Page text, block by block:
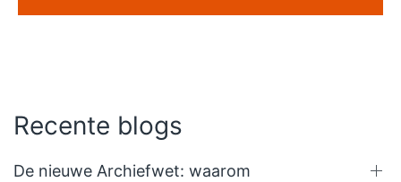
Recente blogs
De nieuwe Archiefwet: waarom